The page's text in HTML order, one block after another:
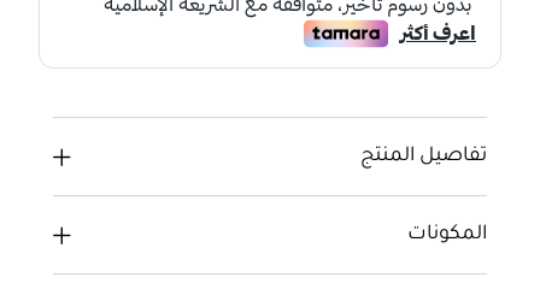
تفاصيل المنتج
المكونات